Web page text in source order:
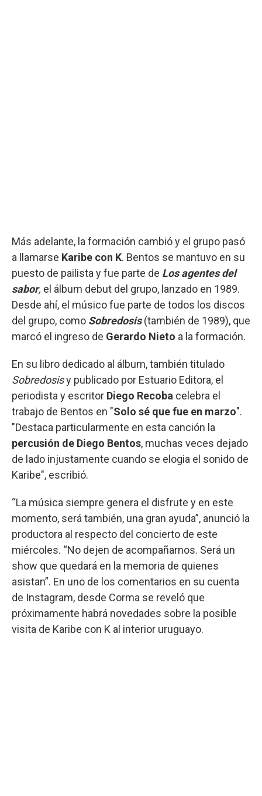
Más adelante, la formación cambió y el grupo pasó
a llamarse Karibe con K. Bentos se mantuvo en su
puesto de pailista y fue parte de Los agentes del
sabor, el álbum debut del grupo, lanzado en 1989.
Desde ahí, el músico fue parte de todos los discos
del grupo, como Sobredosis(también de 1989), que
marcó el ingreso de Gerardo Nieto a la formación.
En su libro dedicado al álbum, también titulado
Sobredosisy publicado por Estuario Editora, el
periodista y escritor Diego Recoba celebra el
trabajo de Bentos en "Solo sé que fue en marzo".
"Destaca particularmente en esta canción la
percusión de Diego Bentos, muchas veces dejado
de lado injustamente cuando se elogia el sonido de
Karibe", escribió.
“La música siempre genera el disfrute y en este
momento, será también, una gran ayuda”, anunció la
productora al respecto del concierto de este
miércoles. “No dejen de acompañarnos. Será un
show que quedará en la memoria de quienes
asistan”. En uno de los comentarios en su cuenta
de Instagram, desde Corma se reveló que
próximamente habrá novedades sobre la posible
visita de Karibe con K al interior uruguayo.